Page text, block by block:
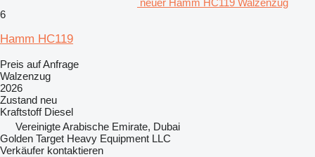
neuer Hamm HC119 Walzenzug
6
Hamm HC119
Preis auf Anfrage
Walzenzug
2026
Zustand neu
Kraftstoff Diesel
Vereinigte Arabische Emirate, Dubai
Golden Target Heavy Equipment LLC
Verkäufer kontaktieren